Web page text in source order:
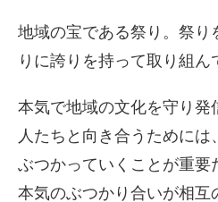
地域の宝である祭り。祭り
りに誇りを持って取り組ん
本気で地域の文化を守り発
人たちと向き合うために
ぶつかっていくことが重要
本気のぶつかり合いが相互